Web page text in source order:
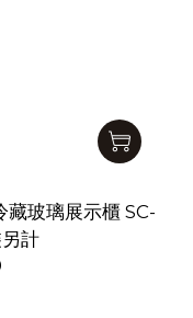
玻璃展示櫃 SC-
計